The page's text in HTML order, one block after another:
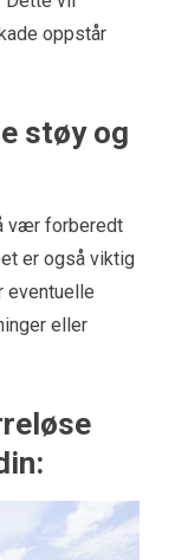
oppstår
støy og
vær forberedt
er også viktig
eventuelle
eller